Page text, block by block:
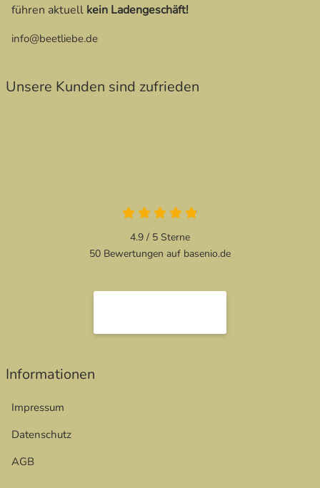
führen aktuell kein Ladengeschäft!
info@beetliebe.de
Unsere Kunden sind zufrieden
4.9 / 5 Sterne
50 Bewertungen auf basenio.de
Informationen
Impressum
Datenschutz
AGB